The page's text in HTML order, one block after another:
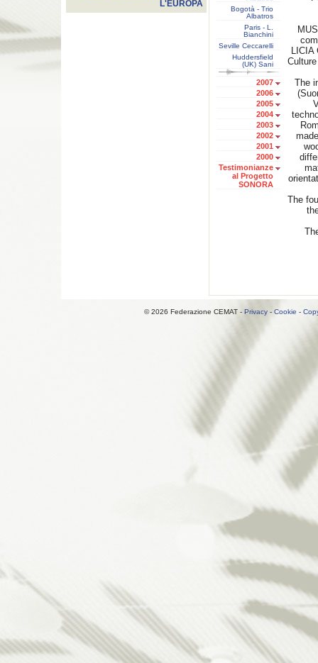
L'EUROPA
Bogotà - Trio
Albatros
Paris - L.
Bianchini
Seville Ceccarelli
Huddersfield
(UK) Sani
2007
2006
2005
2004
2003
2002
2001
2000
Testimonianze
al Progetto
SONORA
LICIA
The
The
© 2026 Federazione CEMAT - Privacy - Cookie -